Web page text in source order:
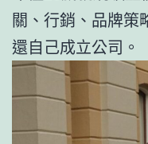
關、行銷、品牌策
還自己成立公司。